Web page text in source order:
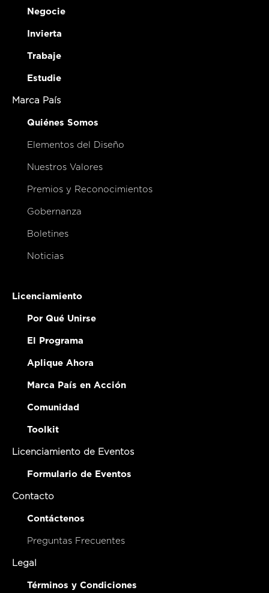
Negocie
Invierta
Trabaje
Estudie
Marca País
Quiénes Somos
Elementos del Diseño
Nuestros Valores
Premios y Reconocimientos
Gobernanza
Boletines
Noticias
Licenciamiento
Por Qué Unirse
El Programa
Aplique Ahora
Marca País en Acción
Comunidad
Toolkit
Licenciamiento de Eventos
Formulario de Eventos
Contacto
Contáctenos
Preguntas Frecuentes
Legal
Términos y Condiciones